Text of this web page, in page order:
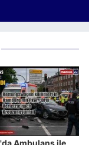
Ambulans ile